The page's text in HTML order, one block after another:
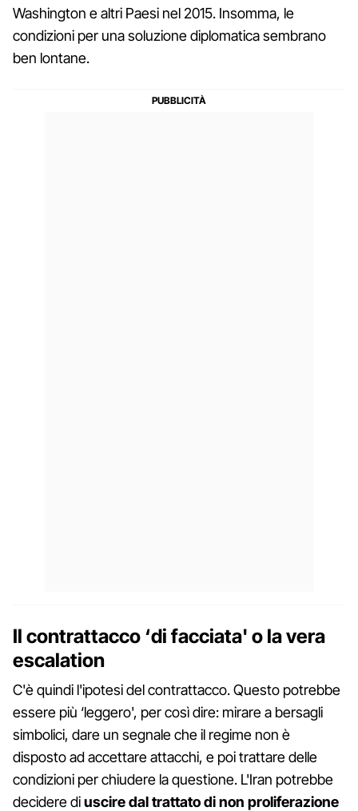
Washington e altri Paesi nel 2015. Insomma, le
condizioni per una soluzione diplomatica sembrano
ben lontane.
Il contrattacco ‘di facciata' o la vera
escalation
C'è quindi l'ipotesi del contrattacco. Questo potrebbe
essere più ‘leggero', per così dire: mirare a bersagli
simbolici, dare un segnale che il regime non è
disposto ad accettare attacchi, e poi trattare delle
condizioni per chiudere la questione. L'Iran potrebbe
decidere diuscire dal trattato di non proliferazione